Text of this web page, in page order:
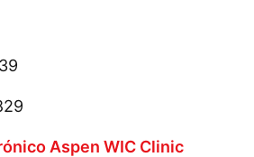
Aspen WIC Clinic